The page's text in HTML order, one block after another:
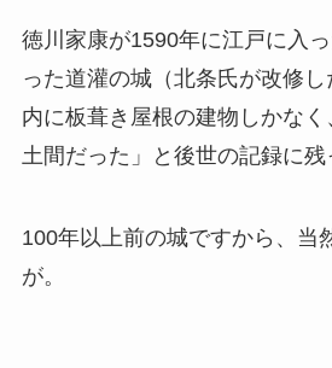
徳川家康が1590年に江戸に入
った道灌の城（北条氏が改修
内に板葺き屋根の建物しかな
土間だった」と後世の記録に残
100年以上前の城ですから、当
が。